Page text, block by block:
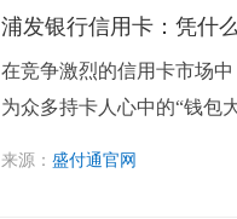
浦发银行信用卡：凭什
在竞争激烈的信用卡市场
为众多持卡人心中的“钱包
来源：盛付通官网